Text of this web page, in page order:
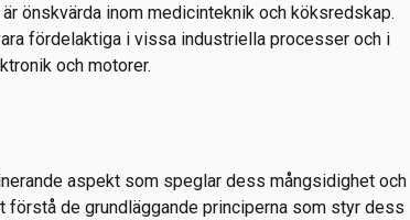
är önskvärda inom medicinteknik och köksredskap.
fördelaktiga i vissa industriella processer och i
och motorer.
aspekt som speglar dess mångsidighet och
förstå de grundläggande principerna som styr dess